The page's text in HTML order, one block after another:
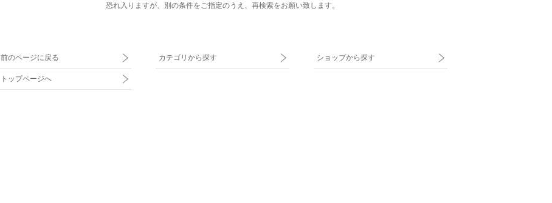
恐れ入りますが、別の条件をご指定のうえ、 再検索をお願い致します。
前のページに戻る カテゴリから探す ショップから探す
トップページへ